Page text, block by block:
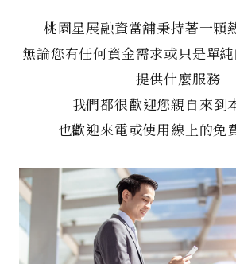
桃園星展融資當舖秉持著一顆
無論您有任何資金需求或只是單
提供什麼服務
我們都很歡迎您親自來到
也歡迎來電或使用線上的免